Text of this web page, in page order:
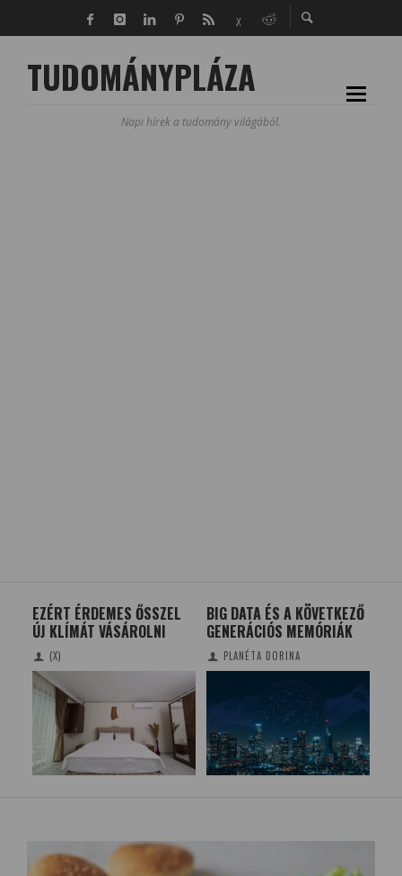
TUDOMÁNYPLÁZA
Napi hírek a tudomány világából.
EZÉRT ÉRDEMES ŐSSZEL
ÚJ KLÍMÁT VÁSÁROLNI
(X)
BIG DATA ÉS A KÖVETKEZŐ
GENERÁCIÓS MEMÓRIÁK
PLANÉTA DORINA